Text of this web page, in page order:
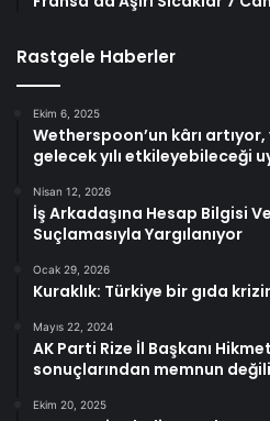
Rastgele Haberler
Ekim 6, 2025
Wetherspoon’un kârı
gelecek yılı etkileyebileceği
Nisan 12, 2026
İş Arkadaşına Hesap Bilgisi
Suçlamasıyla Yargılanıyor
Ocak 29, 2026
Kuraklık: Türkiye bir gıda
Mayıs 22, 2024
AK Parti Rize İl Başkanı
sonuçlarından memnun
Ekim 20, 2025